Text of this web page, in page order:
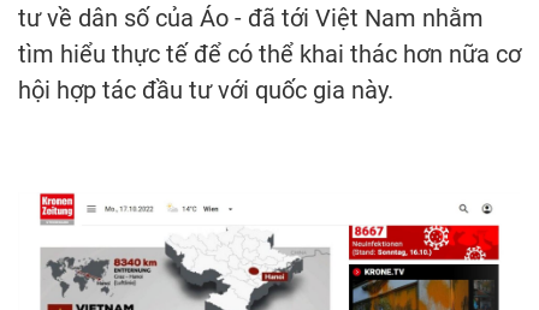
tư về dân số của Áo - đã tới Việt Nam nhằm
tìm hiểu thực tế để có thể khai thác hơn nữa cơ
hội hợp tác đầu tư với quốc gia này.